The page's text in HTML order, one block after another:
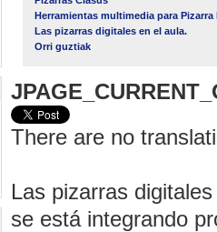
Herramientas multimedia para
Las pizarras digitales en el aula.
Orri guztiak
There are no
Las pizarras
se está integrando